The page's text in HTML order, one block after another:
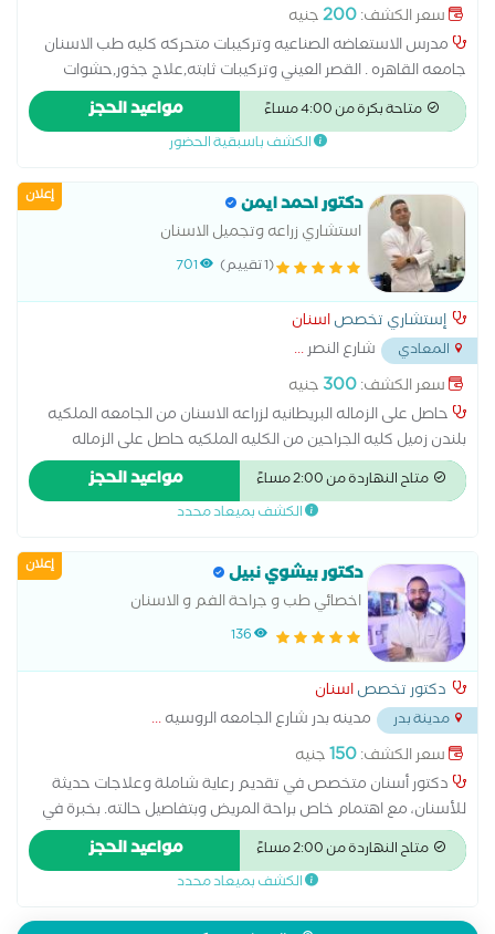
سعر الكشف:200جنيه
مدرس الاستعاضه الصناعيه وتركيبات متحركه كليه طب الاسنان
جامعه القاهره . القصر العيني وتركيبات ثابته,علاج جذور,حشوات
علاجيه وتجميله ,اسنان اطفال,اسنان مسنين,اسنان بالغين,زراعه
اسنان,خلع,اشعه الاسنان استشاري حشوات وتجميل الأسنان،
متخصص في تشخيص وعلاج تسوس الأسنان وإعادة تأهيلها
الطبيعية واستعادة وظيفتها ومظهرها الجمالي. يقدم خدمات
حشوات الأسنان التجميلية (الكومبوزيت)، وعلاج التسوس، واستبدال
الحشوات القديمة، وعلاج حساسية الأسنان، وترميم الأسنان
المكسورة أو المتآكلة، وإعادة بناء الأسنان بعد علاج العصب، مع
الحرص على استخدام مواد عالية الجودة وتقنيات حديثة تضمن
المتانة والمظهر الطبيعي. يحرص على تقديم رعاية دقيقة تبدأ
بالفحص والتشخيص ووضع خطة علاجية تناسب كل حالة، مع
الاهتمام براحة المريض، والحفاظ على صحة الأسنان، وتحقيق
ابتسامة صحية وجميلة تدوم لأطول فترة
متاحة بكرة من 4:00 مساءً مواعيد الحجز
الكشف باسبقية الحضور
إعلان دكتور احمد ايمن
استشاري زراعه وتجميل الاسنان
(1 تقييم) 701
إستشاري تخصصاسنان
المعادي شارع النصر...
سعر الكشف:300 جنيه
حاصل على الزماله البريطانيه لزراعه الاسنان من الجامعه الملكيه
بلندن زميل كليه الجراحين من الكليه الملكيه حاصل على الزماله
البريطانيه لزراعه الاسنان من الجامعه الملكيه بلندن زميل كليه
الجراحين من الكليه الملكيه
متاح النهاردة من 2:00 مساءً مواعيد الحجز
الكشف بميعاد محدد
إعلان دكتور بيشوي نبيل
اخصائي طب و جراحة الفم و الاسنان
136
دكتور تخصصاسنان
مدينة بدر مدينه بدر شارع الجامعه الروسيه...
سعر الكشف:150جنيه
دكتور أسنان متخصص في تقديم رعاية شاملة وعلاجات حديثة
للأسنان، مع اهتمام خاص براحة المريض وبتفاصيل حالته. بخبرة في
طب الأسنان التجميلي، وتركيب الزرعات وعلاج الجذور وتنظيف
الأسنان والعناية باللثة. يحرص الدكتور على تقديم تجربة علاج مريحة
وآمنة باستخدام أحدث التقنيات، بهدف تحسين صحة الفم وتعزيز
متاح النهاردة من 2:00 مساءً مواعيد الحجز
الكشف بميعاد محدد